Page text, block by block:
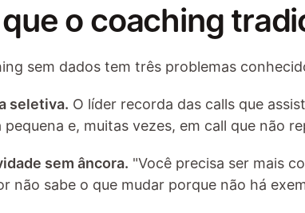
o coaching
sem dados tem três problemas
seletiva. O líder recorda das calls que
pequena e, muitas vezes, em call que não
sem âncora. "Você precisa ser mais
não sabe o que mudar porque não há